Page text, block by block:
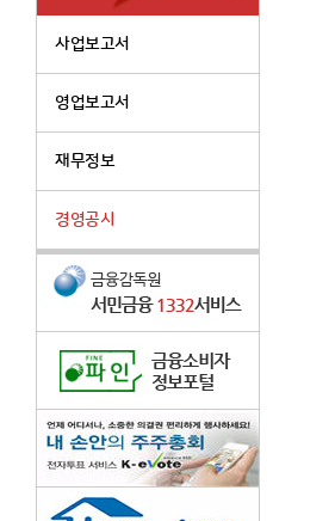
사업보고서
영업보고서
재무정보
경영공시